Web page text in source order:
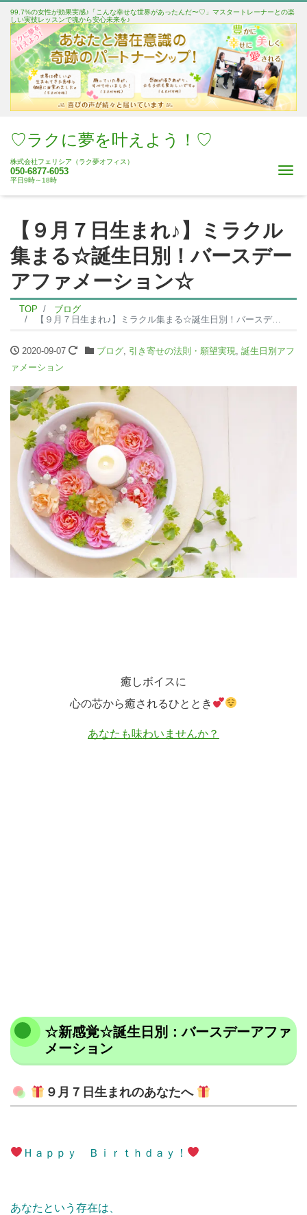
99.7%の女性が効果実感♪「こんな幸せな世界があったんだ〜♡」マスタートレーナーとの楽
しい実技レッスンで魂から安心未来を♪
♡ラクに夢を叶えよう！♡
株式会社フェリシア（ラク夢オフィス）
050-6877-6053
平日9時～18時
【９月７日生まれ♪】ミラクル
集まる☆誕生日別！バースデー
アファメーション☆
TOP
ブログ
【９月７日生まれ♪】ミラクル集まる☆誕生日別！バースデーアファメーション☆
2020-09-07 ブログ, 引き寄せの法則・願望実現
誕生日別アフ
ァメーション
癒しボイスに
心の芯から癒されるひととき
あなたも味わいませんか？
☆新感覚☆誕生日別：バースデーアファ
メーション
９月７日生まれのあなたへ
Ｈａｐｐｙ Ｂｉｒｔｈｄａｙ！
あなたという存在は、